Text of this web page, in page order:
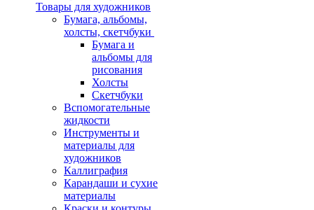
Товары для художников
Бумага, альбомы,
холсты, скетчбуки
Бумага и
альбомы для
рисования
Холсты
Скетчбуки
Вспомогательные
жидкости
Инструменты и
материалы для
художников
Каллиграфия
Карандаши и сухие
материалы